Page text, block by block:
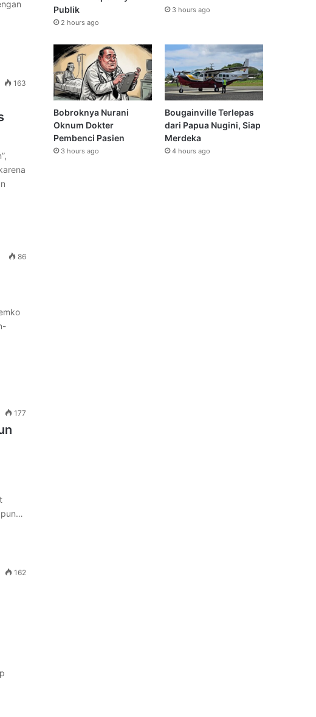
163
86
177
162
Publik
2 hours ago
3 hours ago
Bobroknya Nurani
Oknum Dokter
Pembenci Pasien
3 hours ago
Bougainville Terlepas
dari Papua Nugini, Siap
Merdeka
4 hours ago